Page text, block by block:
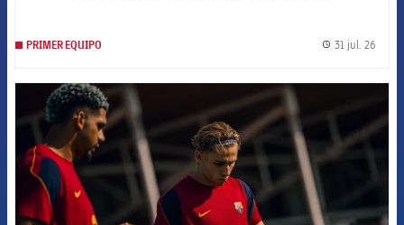
PRIMER EQUIPO 31 jul. 26
FCB Barcelona badge